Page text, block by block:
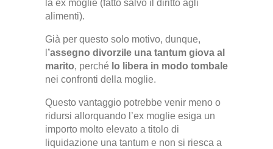
la ex moglie (fatto salvo il diritto agli
alimenti).
Già per questo solo motivo, dunque,
’assegno divorzile una tantum giova al
marito, perché lo libera in modo tombale
nei confronti della moglie.
Questo vantaggio potrebbe venir meno o
ridursi allorquando l’ex moglie esiga un
importo molto elevato a titolo di
liquidazione una tantum e non si riesca a